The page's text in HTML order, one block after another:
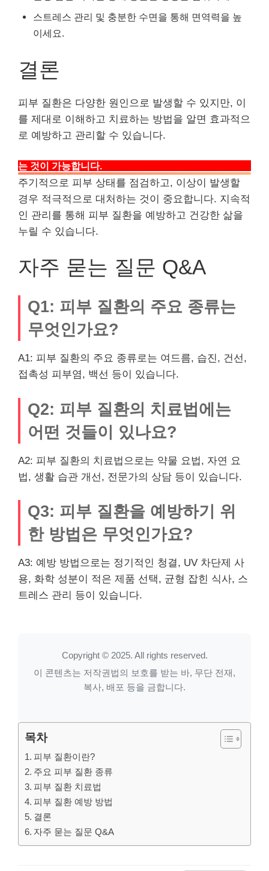
스트레스 관리 및 충분한 수면을 통해 면역력을 높
이세요.
결론
피부 질환은 다양한 원인으로 발생할 수 있지만, 이
를 제대로 이해하고 치료하는 방법을 알면 효과적으
로 예방하고 관리할 수 있습니다.
는 것이 가능합니다.
주기적으로 피부 상태를 점검하고, 이상이 발생할
경우 적극적으로 대처하는 것이 중요합니다. 지속적
인 관리를 통해 피부 질환을 예방하고 건강한 삶을
누릴 수 있습니다.
자주 묻는 질문 Q&A
Q1: 피부 질환의 주요 종류는
무엇인가요?
A1: 피부 질환의 주요 종류로는 여드름, 습진, 건선,
접촉성 피부염, 백선 등이 있습니다.
Q2: 피부 질환의 치료법에는
어떤 것들이 있나요?
A2: 피부 질환의 치료법으로는 약물 요법, 자연 요
법, 생활 습관 개선, 전문가의 상담 등이 있습니다.
Q3: 피부 질환을 예방하기 위
한 방법은 무엇인가요?
A3: 예방 방법으로는 정기적인 청결, UV 차단제 사
용, 화학 성분이 적은 제품 선택, 균형 잡힌 식사, 스
트레스 관리 등이 있습니다.
Copyright © 2025. All rights reserved.
이 콘텐츠는 저작권법의 보호를 받는 바, 무단 전재,
복사, 배포 등을 금합니다.
목차
피부 질환이란?
주요 피부 질환 종류
피부 질환 치료법
피부 질환 예방 방법
결론
자주 묻는 질문 Q&A